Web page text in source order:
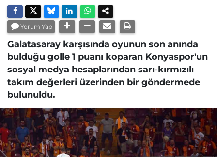
Yorum Yap
Galatasaray karşısında oyunun son anında
bulduğu golle 1 puanı koparan Konyaspor'un
sosyal medya hesaplarından sarı-kırmızılı
takım değerleri üzerinden bir göndermede
bulunuldu.